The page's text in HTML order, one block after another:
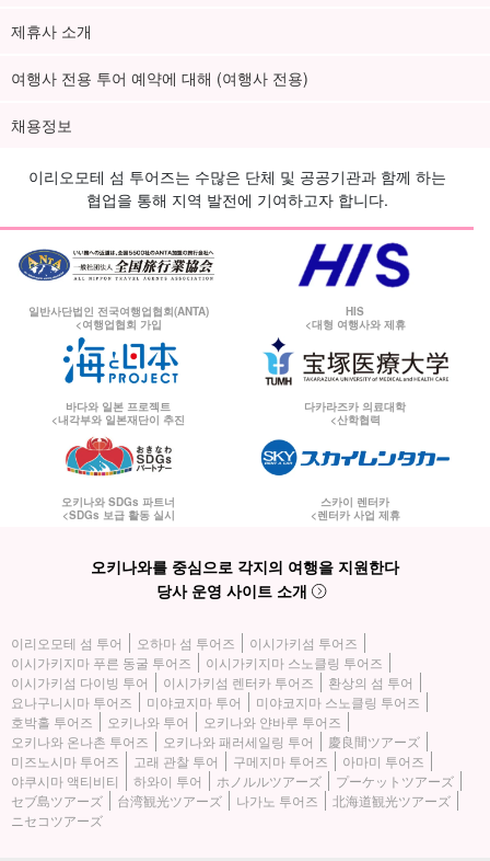
제휴사 소개
여행사 전용 투어 예약에 대해 (여행사 전용)
채용정보
이리오모테 섬 투어즈는 수많은 단체 및 공공기관과 함께 하는
협업을 통해 지역 발전에 기여하고자 합니다.
일반사단법인 전국여행업협회(ANTA)
<여행업협회 가입
HIS
<대형 여행사와 제휴
바다와 일본 프로젝트
<내각부와 일본재단이 추진
다카라즈카 의료대학
<산학협력
오키나와 SDGs 파트너
<SDGs 보급 활동 실시
스카이 렌터카
<렌터카 사업 제휴
오키나와를 중심으로 각지의 여행을 지원한다
당사 운영 사이트 소개
이리오모테 섬 투어 오하마 섬 투어즈
이시가키섬 투어즈
이시가키지마 푸른 동굴 투어즈
이시가키지마 스노클링 투어즈
이시가키섬 다이빙 투어
이시가키섬 렌터카 투어즈
환상의 섬 투어
요나구니시마 투어즈
미야코지마 투어
미야코지마 스노클링 투어즈
호박홀 투어즈
오키나와 투어
오키나와 얀바루 투어즈
오키나와 온나촌 투어즈
오키나와 패러세일링 투어
慶良間ツアーズ
미즈노시마 투어즈
고래 관찰 투어 구메지마 투어즈
아마미 투어즈
야쿠시마 액티비티
하와이 투어 ホノルルツアーズ
プーケットツアーズ
セブ島ツアーズ
台湾観光ツアーズ 나가노 투어즈
北海道観光ツアーズ
ニセコツアーズ